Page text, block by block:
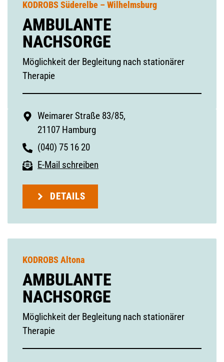
KODROBS Süderelbe – Wilhelmsburg
AMBULANTE
NACHSORGE
Möglichkeit der Begleitung nach stationärer
Therapie
Weimarer Straße 83/85,
21107 Hamburg
(040) 75 16 20
E-Mail schreiben
DETAILS
KODROBS Altona
AMBULANTE
NACHSORGE
Möglichkeit der Begleitung nach stationärer
Therapie